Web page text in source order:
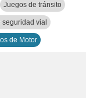
Juegos de tránsito
vial
de Motor